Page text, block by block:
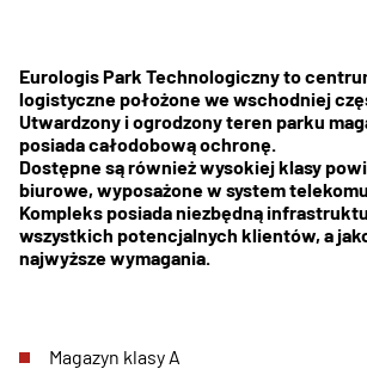
Eurologis Park Technologiczny to
logistyczne położone we wschodniej
Utwardzony i ogrodzony teren parku
posiada całodobową ochronę.
Dostępne są również wysokiej klasy
biurowe, wyposażone w system
Kompleks posiada niezbędną
wszystkich potencjalnych klientów, a
najwyższe wymagania.
Magazyn klasy A